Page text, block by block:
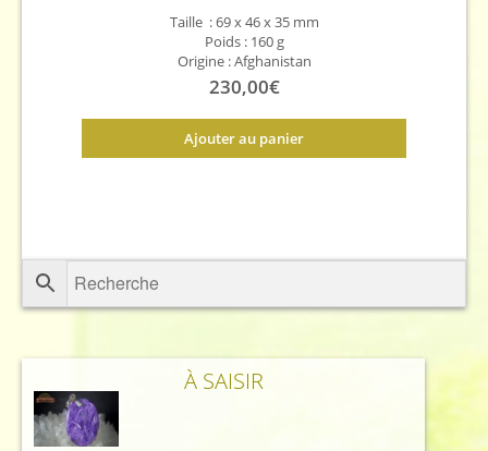
Taille : 69 x 46 x 35 mm
Poids : 160 g
Origine : Afghanistan
230,00€
Ajouter au panier
À SAISIR